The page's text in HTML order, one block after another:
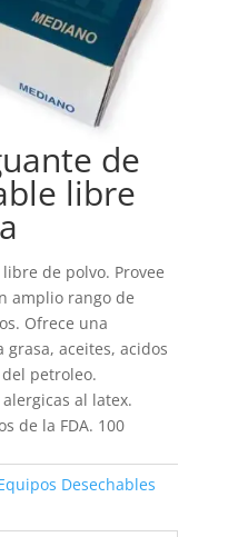
de
libre
de polvo. Provee
amplio rango de
Ofrece una
aceites, acidos
petroleo.
al latex.
de la FDA. 100
Desechables